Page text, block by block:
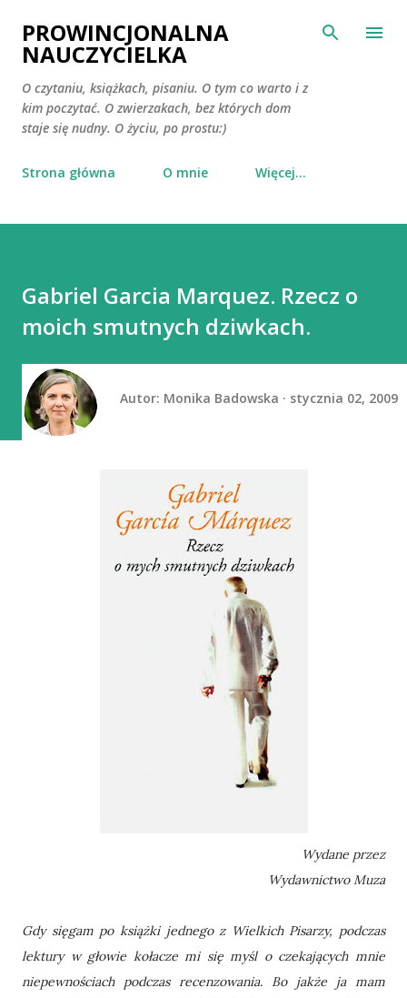
Przejdź do głównej zawartości
PROWINCJONALNA
NAUCZYCIELKA
O czytaniu, książkach, pisaniu. O tym co warto i z
kim poczytać. O zwierzakach, bez których dom
staje się nudny. O życiu, po prostu:)
Strona główna O mnie Więcej…
Gabriel Garcia Marquez. Rzecz o
moich smutnych dziwkach.
Autor: Monika Badowska stycznia 02, 2009
Wydane przez
Wydawnictwo Muza
Gdy sięgam po książki jednego z Wielkich Pisarzy, podczas
lektury w głowie kołacze mi się myśl o czekających mnie
niepewnościach podczas recenzowania. Bo jakże ja mam